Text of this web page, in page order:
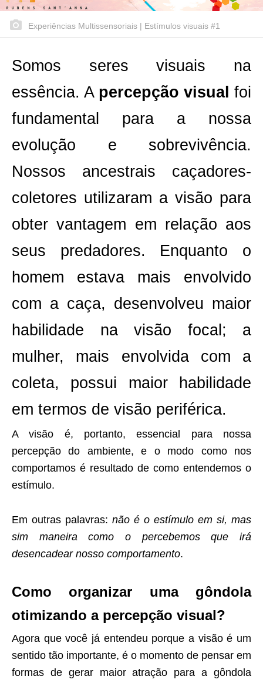
Experiências Multissensoriais | Estímulos visuais #1
Somos seres visuais na
essência. A percepção visual foi
fundamental para a nossa
evolução e sobrevivência.
Nossos ancestrais caçadores-
coletores utilizaram a visão para
obter vantagem em relação aos
seus predadores. Enquanto o
homem estava mais envolvido
com a caça, desenvolveu maior
habilidade na visão focal; a
mulher, mais envolvida com a
coleta, possui maior habilidade
em termos de visão periférica.
A visão é, portanto, essencial para nossa
percepção do ambiente, e o modo como nos
comportamos é resultado de como entendemos o
estímulo.
Em outras palavras: não é o estímulo em si, mas
sim maneira como o percebemos que irá
desencadear nosso comportamento.
Como organizar uma gôndola
otimizando a percepção visual?
Agora que você já entendeu porque a visão é um
sentido tão importante, é o momento de pensar em
formas de gerar maior atração para a gôndola